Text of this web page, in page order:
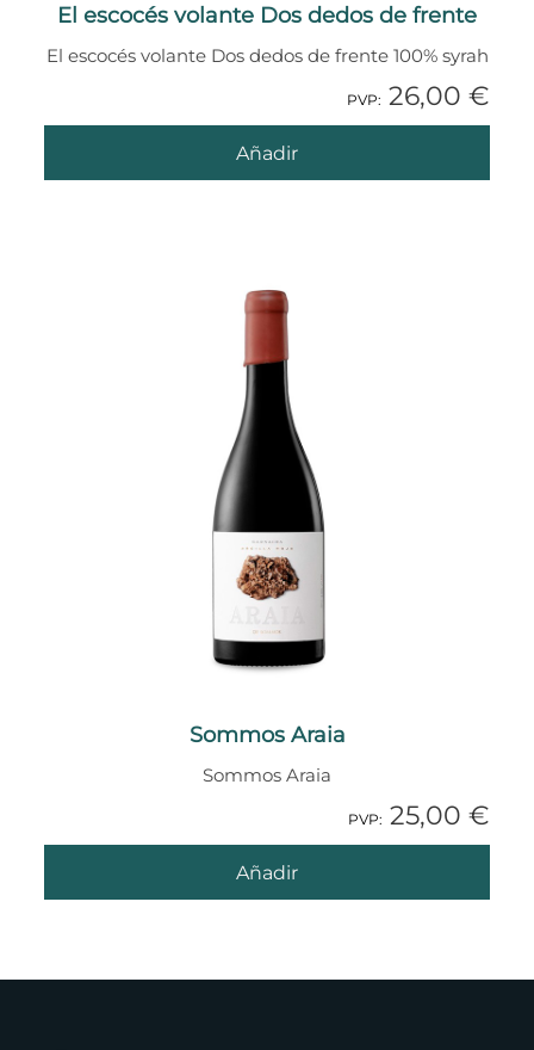
El escocés volante Dos dedos de frente
El escocés volante Dos dedos de frente 100% syrah
PVP: 26,00 €
Añadir
Sommos Araia
Sommos Araia
PVP: 25,00 €
Añadir